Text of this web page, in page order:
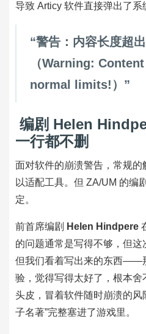
导致 Articy 软件直接弹出了系
“警告：内容长度超
（Warning:
normal limits!）”
编剧 Helen
一行都不删
面对软件的崩溃警告，常规
以适配工具。但 ZA/UM 的编
定。
前首席编剧 Helen Hindpere
的问题通常是写得不够，但这
但我们看着写出来的东西——
验，觉得写得太好了，根本舍
头皮，冒着软件随时崩溃的风
子名著”完整塞进了游戏里。